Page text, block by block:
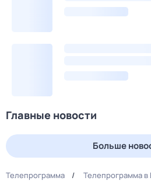
Главные новости
Больше
Телепрограмма
Телепрограмма в